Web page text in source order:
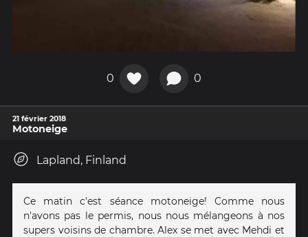
0 0
21 février 2018
Motoneige
Lapland, Finland
Ce matin c'est séance motoneige! Comme nous
n'avons pas le permis, nous nous mélangeons à nos
supers voisins de chambre. Alex se met avec Mehdi et